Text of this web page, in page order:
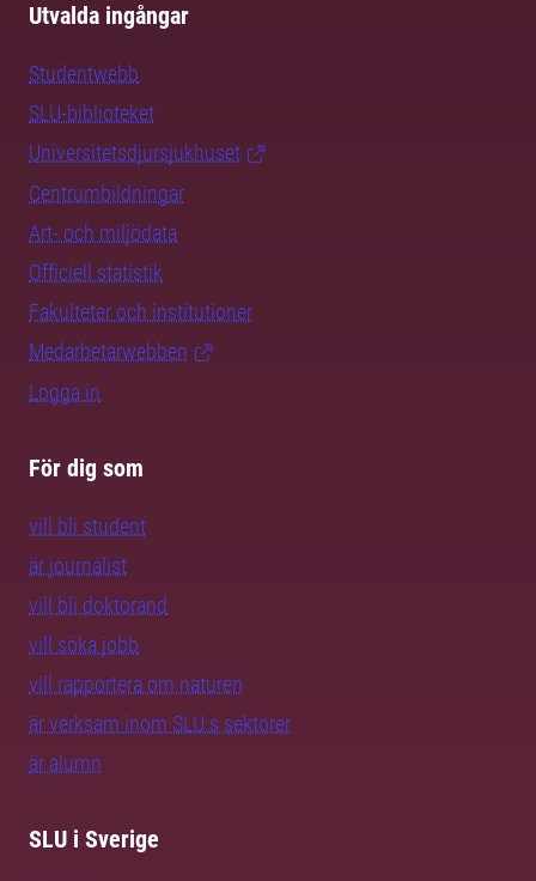
Utvalda ingångar
Studentwebb
SLU-biblioteket
Universitetsdjursjukhuset
Centrumbildningar
Art- och miljödata
Officiell statistik
Fakulteter och institutioner
Medarbetarwebben
Logga in
För dig som
vill bli student
är journalist
vill bli doktorand
vill söka jobb
vill rapportera om naturen
är verksam inom SLU:s sektorer
är alumn
SLU i Sverige